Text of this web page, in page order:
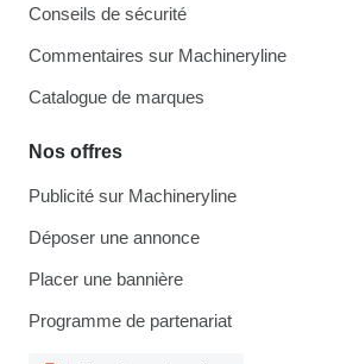
Conseils de sécurité
Commentaires sur Machineryline
Catalogue de marques
Nos offres
Publicité sur Machineryline
Déposer une annonce
Placer une bannière
Programme de partenariat